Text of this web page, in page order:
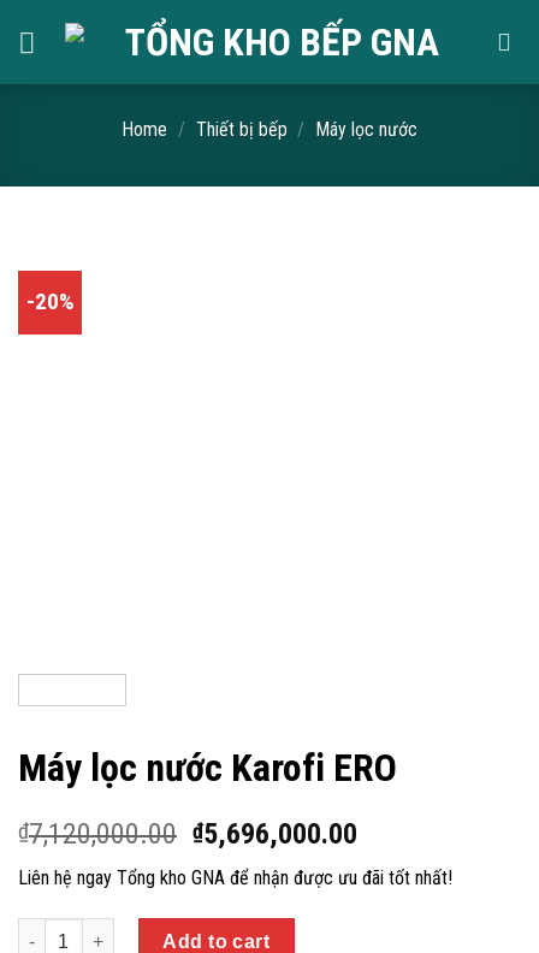
Home / Thiết bị bếp / Máy lọc nước
-20%
Máy lọc nước Karofi ERO
₫7,120,000.00 ₫5,696,000.00
Liên hệ ngay Tổng kho GNA để nhận được ưu đãi tốt nhất!
Quantity
Add to cart